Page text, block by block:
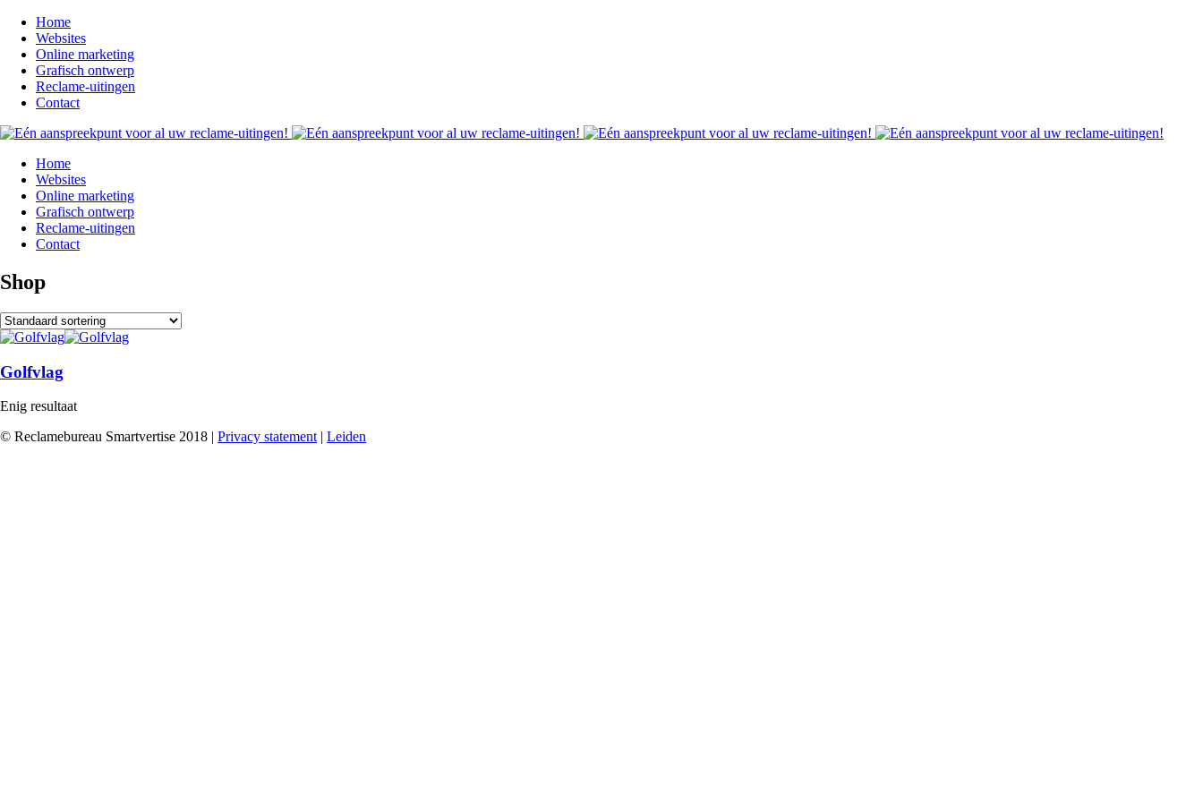
Home
Websites
Online marketing
Grafisch ontwerp
Reclame-uitingen
Contact
Home
Websites
Online marketing
Grafisch ontwerp
Reclame-uitingen
Contact
Shop
Golfvlag
Enig resultaat
© Reclamebureau Smartvertise 2018 | Privacy statement | Leiden